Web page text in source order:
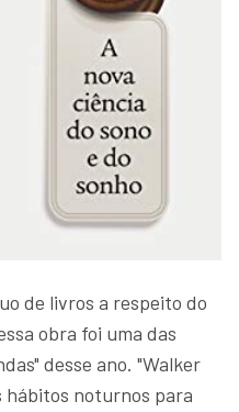
de livros a respeito do
obra foi uma das
desse ano. "Walker
hábitos noturnos para